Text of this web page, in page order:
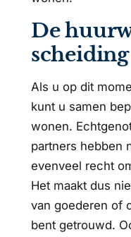
De
scheiding
Als u op dit
kunt u samen
wonen.
partners hebben
evenveel recht
Het maakt dus
van goederen of
bent getrouwd.